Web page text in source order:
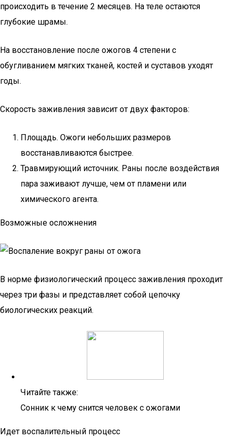
происходить в течение 2 месяцев. На теле остаются
глубокие шрамы.
На восстановление после ожогов 4 степени с
обугливанием мягких тканей, костей и суставов уходят
годы.
Скорость заживления зависит от двух факторов:
Площадь. Ожоги небольших размеров
восстанавливаются быстрее.
Травмирующий источник. Раны после воздействия
пара заживают лучше, чем от пламени или
химического агента.
Возможные осложнения
В норме физиологический процесс заживления проходит
через три фазы и представляет собой цепочку
биологических реакций.
Читайте также:
Сонник к чему снится человек с ожогами
Идет воспалительный процесс